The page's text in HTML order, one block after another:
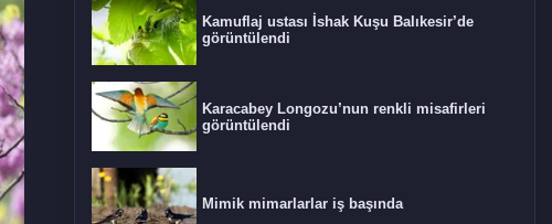
Kamuflaj ustası İshak Kuşu Balıkesir’de
görüntülendi
Karacabey Longozu’nun renkli misafirleri
görüntülendi
Mimik mimarlarlar iş başında